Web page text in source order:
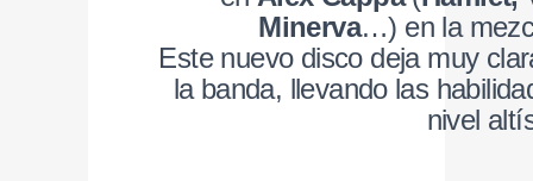
Minerva…) en la
Este nuevo disco deja muy
la banda, llevando las
nivel